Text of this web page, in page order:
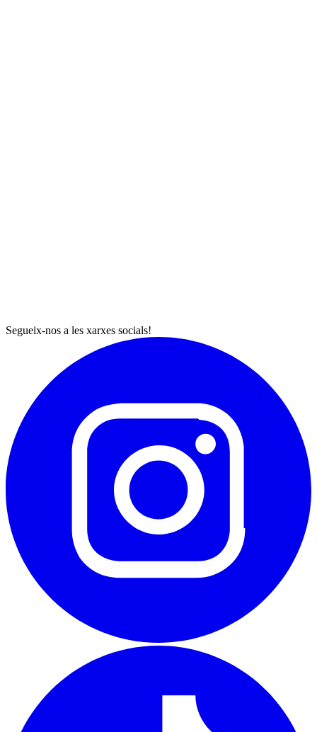
Segueix-nos a les xarxes socials!